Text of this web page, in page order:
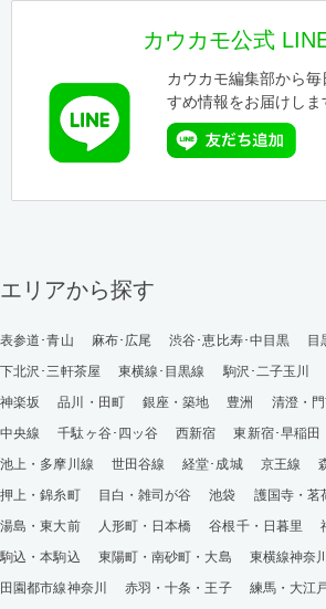
カウカモ公式
カウカモ編集部から
すめ情報をお届けしま
エリアから探す
表参道･青山 麻布･広尾 渋谷･恵比寿･中目黒
目
下北沢･三軒茶屋
東横線･目黒線 駒沢･二子玉川
神楽坂
品川・田町 銀座・築地 豊洲 清澄・
中央線
千駄ヶ谷･四ッ谷 西新宿 東新宿･早稲田
池上・多摩川線
世田谷線 経堂･成城 京王線
押上・錦糸町
目白・雑司が谷 池袋 護国寺・茗
湯島・東大前
人形町・日本橋 谷根千・日暮里
駒込・本駒込
東陽町・南砂町・大島 東横線神奈川
田園都市線神奈川
赤羽・十条・王子
練馬・大江